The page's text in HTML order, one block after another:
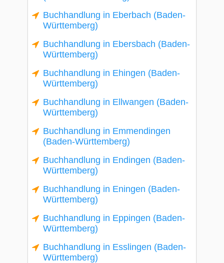
Buchhandlung in Eberbach (Baden-
Württemberg)
Buchhandlung in Ebersbach (Baden-
Württemberg)
Buchhandlung in Ehingen (Baden-
Württemberg)
Buchhandlung in Ellwangen (Baden-
Württemberg)
Buchhandlung in Emmendingen
(Baden-Württemberg)
Buchhandlung in Endingen (Baden-
Württemberg)
Buchhandlung in Eningen (Baden-
Württemberg)
Buchhandlung in Eppingen (Baden-
Württemberg)
Buchhandlung in Esslingen (Baden-
Württemberg)